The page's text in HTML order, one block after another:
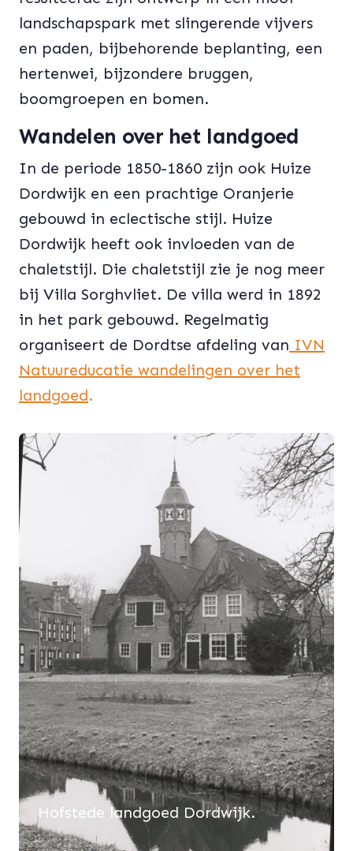
landschapspark met slingerende vijvers
en paden, bijbehorende beplanting, een
hertenwei, bijzondere bruggen,
boomgroepen en bomen.
Wandelen over het landgoed
In de periode 1850-1860 zijn ook Huize
Dordwijk en een prachtige Oranjerie
gebouwd in eclectische stijl. Huize
Dordwijk heeft ook invloeden van de
chaletstijl. Die chaletstijl zie je nog meer
bij Villa Sorghvliet. De villa werd in 1892
in het park gebouwd. Regelmatig
organiseert de Dordtse afdeling van IVN
Natuureducatie wandelingen over het
landgoed.
Hofstede landgoed Dordwijk.